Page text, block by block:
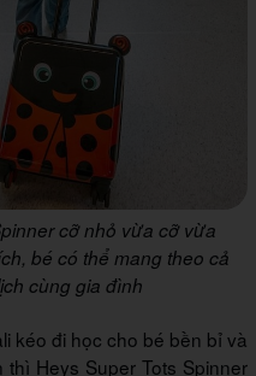
cỡ nhỏ vừa cỡ vừa
bé có thể mang theo cả
cùng gia đình
kéo đi học cho bé bền bỉ và
Heys Super Tots Spinner